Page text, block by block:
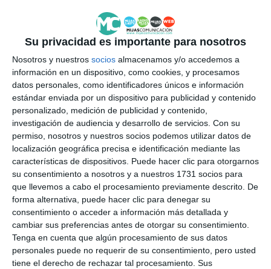
Su privacidad es importante para nosotros
Nosotros y nuestros socios almacenamos y/o accedemos a
información en un dispositivo, como cookies, y procesamos
datos personales, como identificadores únicos e información
estándar enviada por un dispositivo para publicidad y contenido
personalizado, medición de publicidad y contenido,
investigación de audiencia y desarrollo de servicios. Con su
permiso, nosotros y nuestros socios podemos utilizar datos de
localización geográfica precisa e identificación mediante las
características de dispositivos. Puede hacer clic para otorgarnos
su consentimiento a nosotros y a nuestros 1731 socios para
que llevemos a cabo el procesamiento previamente descrito. De
forma alternativa, puede hacer clic para denegar su
consentimiento o acceder a información más detallada y
cambiar sus preferencias antes de otorgar su consentimiento.
Tenga en cuenta que algún procesamiento de sus datos
personales puede no requerir de su consentimiento, pero usted
tiene el derecho de rechazar tal procesamiento. Sus